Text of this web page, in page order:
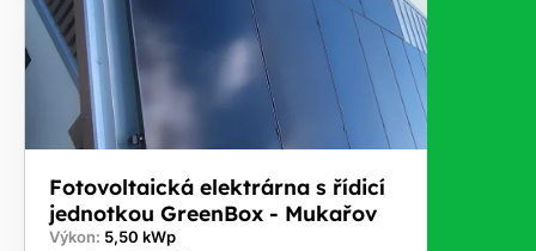
Fotovoltaická elektrárna s řídicí
jednotkou GreenBox - Mukařov
Výkon: 5,50 kWp